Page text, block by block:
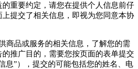
重要约定，请您在提供个人信息前仔
提交了相关信息，即视为您同意本协
商品或服务的相关信息，了解您的需
推广目的，需要您按页面的表单提交
息”），提交的可能包括您的姓名、电